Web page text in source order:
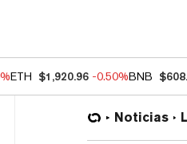
ETH $1,920.96 -0.50%BNB
Noticias